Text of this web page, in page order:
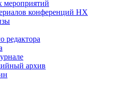
мероприятий
конференций НХ
редактора
архив